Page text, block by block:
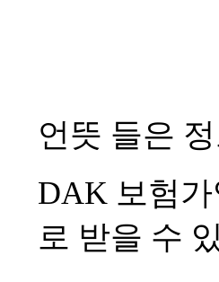
언뜻 들은
DAK 보험
로 받을 수